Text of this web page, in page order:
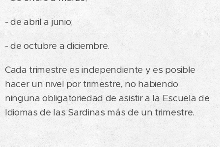
- de abril a junio;
- de octubre a diciembre.
Cada trimestre es independiente y es posible
hacer un nivel por trimestre, no habiendo
ninguna obligatoriedad de asistir a la Escuela de
Idiomas de las Sardinas más de un trimestre.